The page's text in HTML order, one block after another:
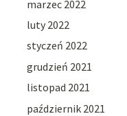
marzec 2022
luty 2022
styczeń 2022
grudzień 2021
listopad 2021
październik 2021